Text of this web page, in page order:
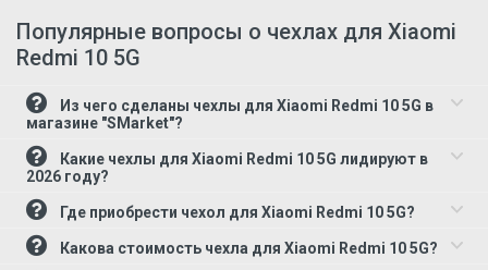
Популярные вопросы о чехлах для Xiaomi
Redmi 10 5G
магазине "SMarket"?
2026 году?
Где приобрести чехол для Xiaomi Redmi 10 5G?
Какова стоимость чехла для Xiaomi Redmi 10 5G?